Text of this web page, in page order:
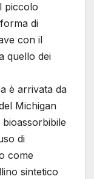
piccolo
di
con il
quello dei
è arrivata da
Michigan
di
come
sintetico